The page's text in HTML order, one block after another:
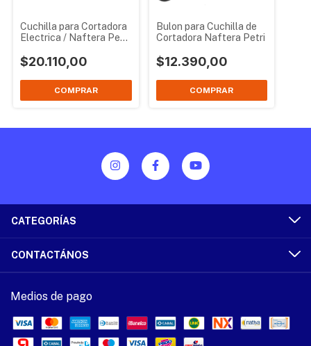
Cuchilla para Cortadora
Electrica / Naftera Petri
$20.110,00
Bulon para Cuchilla de
Cortadora Naftera Petri
$12.390,00
CATEGORÍAS
CONTACTÁNOS
Medios de pago